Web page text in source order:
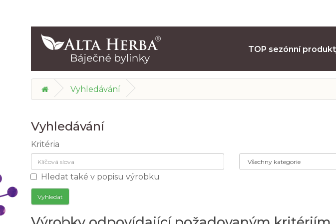
TOP sezónní
Vyhledávání
Vyhledávání
Kritéria
Hledat také v popisu výrobku